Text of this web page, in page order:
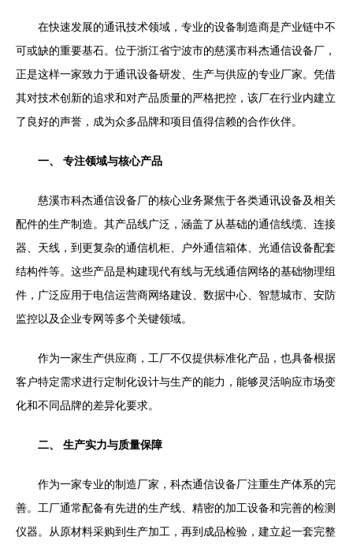
在快速发展的通讯技术领域，专业的设备制造商是产业链中不
可或缺的重要基石。位于浙江省宁波市的慈溪市科杰通信设备厂，
正是这样一家致力于通讯设备研发、生产与供应的专业厂家。凭借
其对技术创新的追求和对产品质量的严格把控，该厂在行业内建立
了良好的声誉，成为众多品牌和项目值得信赖的合作伙伴。
一、 专注领域与核心产品
慈溪市科杰通信设备厂的核心业务聚焦于各类通讯设备及相关
配件的生产制造。其产品线广泛，涵盖了从基础的通信线缆、连接
器、天线，到更复杂的通信机柜、户外通信箱体、光通信设备配套
结构件等。这些产品是构建现代有线与无线通信网络的基础物理组
件，广泛应用于电信运营商网络建设、数据中心、智慧城市、安防
监控以及企业专网等多个关键领域。
作为一家生产供应商，工厂不仅提供标准化产品，也具备根据
客户特定需求进行定制化设计与生产的能力，能够灵活响应市场变
化和不同品牌的差异化要求。
二、 生产实力与质量保障
作为一家专业的制造厂家，科杰通信设备厂注重生产体系的完
善。工厂通常配备有先进的生产线、精密的加工设备和完善的检测
仪器。从原材料采购到生产加工，再到成品检验，建立起一套完整